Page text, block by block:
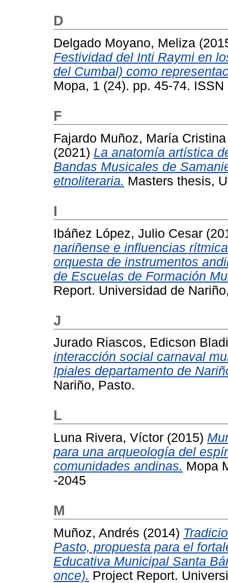
D
Delgado Moyano, Meliza
Festividad del Inti Raymi en
del Cumbal) como
Mopa, 1 (24). pp. 45-74.
F
Fajardo Muñoz, María Cristina
(2021) La anatomía artística
Bandas Musicales de
etnoliteraria. Masters thesis,
I
Ibáñez López, Julio Cesar
nariñense e influencias
orquesta de instrumentos
de Escuelas de Formación
Report. Universidad de
J
Jurado Riascos, Edicson
interacción social carnaval
Ipiales departamento de
Nariño, Pasto.
L
Luna Rivera, Víctor (2015)
para una arqueología del
comunidades andinas. Mopa
-2045
M
Muñoz, Andrés (2014)
Pasto, propuesta para el
Educativa Municipal Santa
once). Project Report.